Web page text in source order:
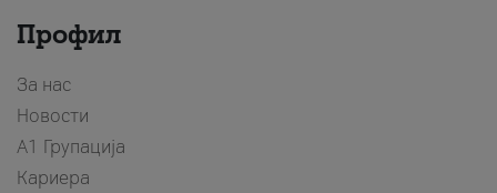
Профил
За нас
Новости
А1 Групација
Кариера